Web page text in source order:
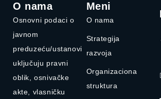
O nama
Osnovni podaci o
javnom
preduzeću/ustanovi
uključuju pravni
oblik, osnivačke
akte, vlasničku
Meni
O nama
Strategija
razvoja
Organizaciona
struktura